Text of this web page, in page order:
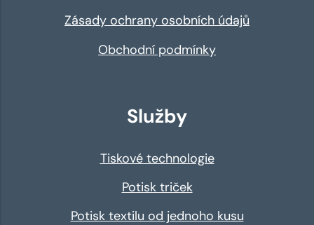
Zásady ochrany osobních údajů
Obchodní podmínky
Služby
Tiskové technologie
Potisk triček
Potisk textilu od jednoho kusu